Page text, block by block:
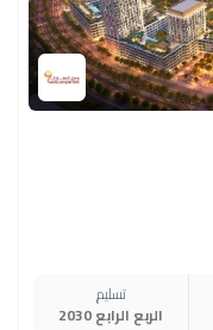
تسليم
الربع الرابع 2030